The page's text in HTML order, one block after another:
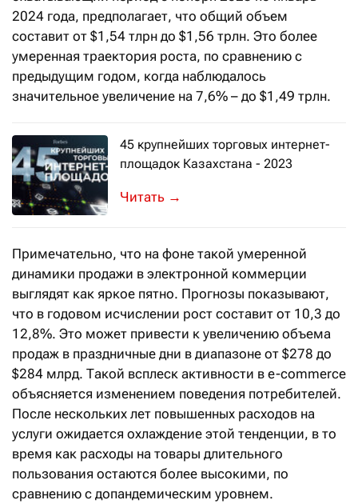
2024 года, предполагает, что общий объем
составит от $1,54 тлрн до $1,56 трлн. Это более
умеренная траектория роста, по сравнению с
предыдущим годом, когда наблюдалось
значительное увеличение на 7,6% – до $1,49 трлн.
45 крупнейших торговых интернет-
площадок Казахстана - 2023
Маркетплейсы увеличили объем e-
→
Примечательно, что на фоне такой умеренной
динамики продажи в электронной коммерции
выглядят как яркое пятно. Прогнозы показывают,
что в годовом исчислении рост составит от 10,3 до
12,8%. Это может привести к увеличению объема
продаж в праздничные дни в диапазоне от $278 до
$284 млрд. Такой всплеск активности в e-commerce
объясняется изменением поведения потребителей.
После нескольких лет повышенных расходов на
услуги ожидается охлаждение этой тенденции, в то
время как расходы на товары длительного
пользования остаются более высокими, по
сравнению с допандемическим уровнем.